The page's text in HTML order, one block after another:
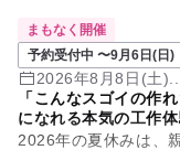
まもなく開催
予約受付中 〜9月6日(日)
2026年8月8日(土
「こんなスゴイの作
になれる本気の工作体
2026年の夏休みは、